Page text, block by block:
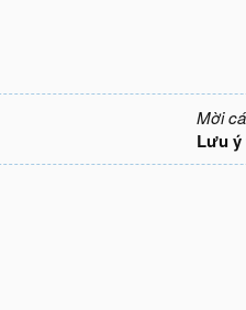
Mời
Lưu ý